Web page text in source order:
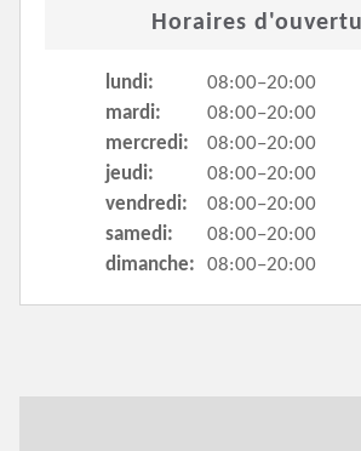
Horaires
lundi:
08:00–20:00
mardi:
08:00–20:00
mercredi:
08:00–20:00
jeudi:
08:00–20:00
vendredi:
08:00–20:00
samedi:
08:00–20:00
dimanche:
08:00–20:00